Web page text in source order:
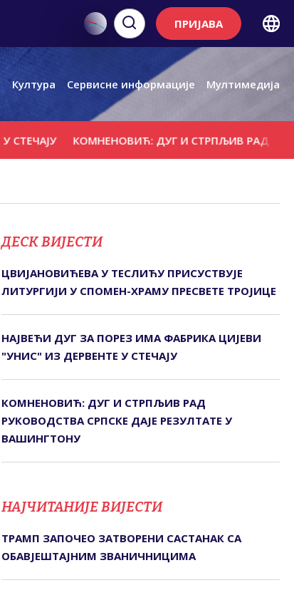
ПРИЈАВА
Култура Сервисне информације Мултимедија
КОМНЕНОВИЋ: ДУГ И СТРПЉИВ РАД РУКОВОДСТВА
ДЕСК ВИЈЕСТИ
ЦВИЈАНОВИЋЕВА У ТЕСЛИЋУ ПРИСУСТВУЈЕ
ЛИТУРГИЈИ У СПОМЕН-ХРАМУ ПРЕСВЕТЕ ТРОЈИЦЕ
НАЈВЕЋИ ДУГ ЗА ПОРЕЗ ИМА ФАБРИКА ЦИЈЕВИ
"УНИС" ИЗ ДЕРВЕНТЕ У СТЕЧАЈУ
КОМНЕНОВИЋ: ДУГ И СТРПЉИВ РАД
РУКОВОДСТВА СРПСКЕ ДАЈЕ РЕЗУЛТАТЕ У
ВАШИНГТОНУ
НАЈЧИТАНИЈЕ ВИЈЕСТИ
ТРАМП ЗАПОЧЕО ЗАТВОРЕНИ САСТАНАК СА
ОБАВЈЕШТАЈНИМ ЗВАНИЧНИЦИМА